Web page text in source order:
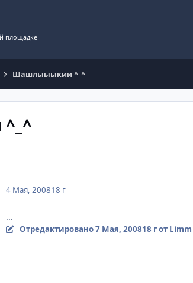
площадке
Шашлыыыкии ^_^
4 Мая, 200818 г
...
Отредактировано7 Мая, 200818 гот Limm